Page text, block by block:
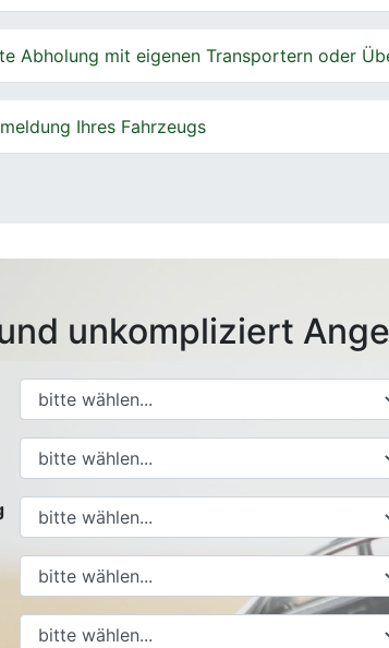
Abholung mit eigenen Transportern oder
Ihres Fahrzeugs
unkompliziert